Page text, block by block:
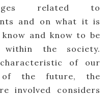
related to
and on what it is
and know to be
the society.
of our
of the future, the
involved considers